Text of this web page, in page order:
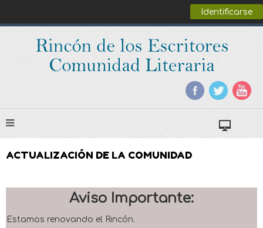
Identificarse
ACTUALIZACIÓN DE LA COMUNIDAD
Aviso Importante:
Estamos renovando el Rincón.